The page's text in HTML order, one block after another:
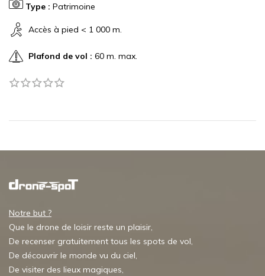
Type : Patrimoine
Accès à pied < 1 000 m.
Plafond de vol : 60 m. max.
Notre but ?
Que le drone de loisir reste un plaisir,
De recenser gratuitement tous les spots de vol,
De découvrir le monde vu du ciel,
De visiter des lieux magiques,